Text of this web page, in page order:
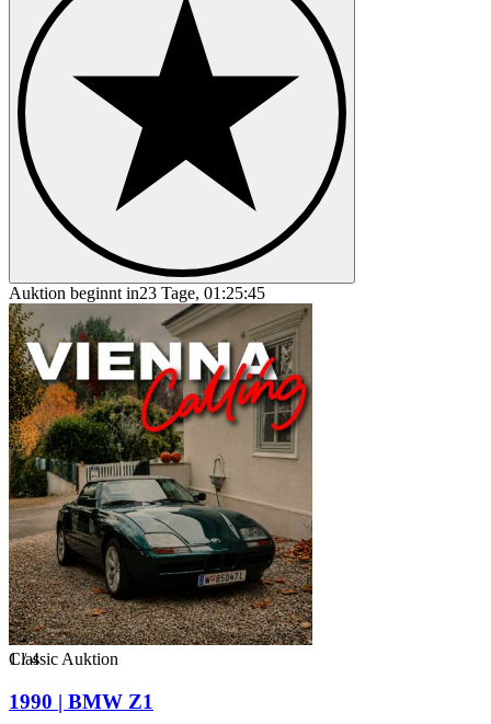
Auktion beginnt in23 Tage, 01:25:45
1/4
Classic Auktion
1990 | BMW Z1